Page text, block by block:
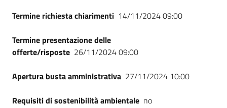
Termine richiesta chiarimenti 14/11/2024 09:00
Termine presentazione delle
offerte/risposte 26/11/2024 09:00
Apertura busta amministrativa 27/11/2024 10:00
Requisiti di sostenibilità ambientale no